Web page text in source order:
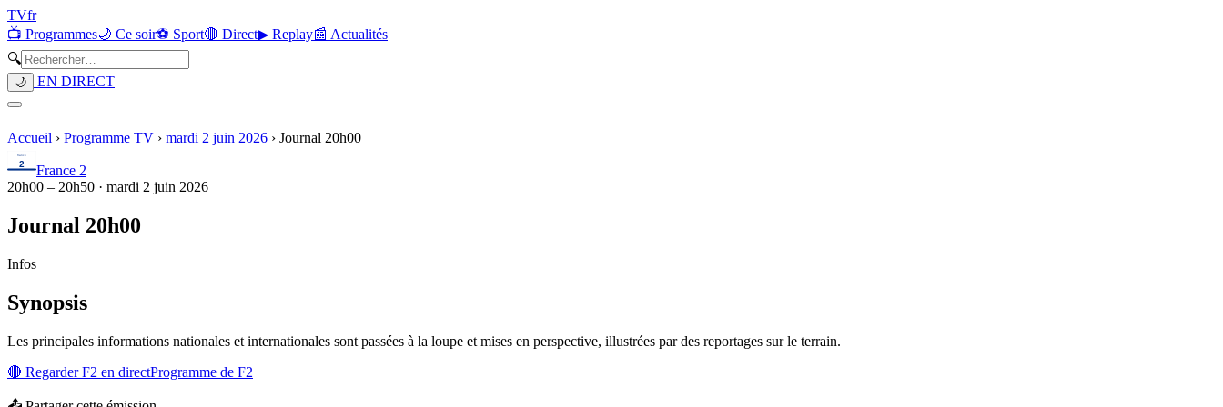
TVfr
📺 Programmes🌙 Ce soir⚽ Sport🔴 Direct▶ Replay📰 Actualités
🔍
🌙 EN DIRECT
Accueil › Programme TV › mardi 2 juin 2026 › Journal 20h00
France 2
20h00 – 20h50 · mardi 2 juin 2026
Journal 20h00
Infos
Synopsis
Les principales informations nationales et internationales sont passées à la loupe et mises en perspective, illustrées par des reportages sur le terrain.
🔴 RegarderF2 en directProgramme de F2